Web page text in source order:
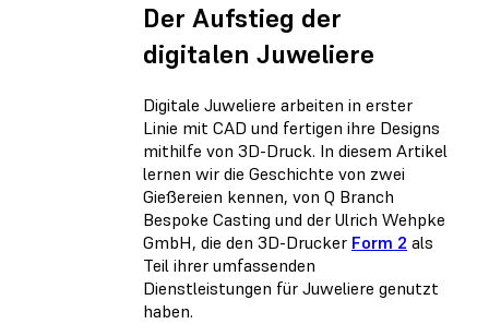
Der Aufstieg der
digitalen Juweliere
Digitale Juweliere arbeiten in erster
Linie mit CAD und fertigen ihre Designs
mithilfe von 3D-Druck. In diesem Artikel
lernen wir die Geschichte von zwei
Gießereien kennen, von Q Branch
Bespoke Casting und der Ulrich Wehpke
GmbH, die den 3D-Drucker Form 2 als
Teil ihrer umfassenden
Dienstleistungen für Juweliere genutzt
haben.